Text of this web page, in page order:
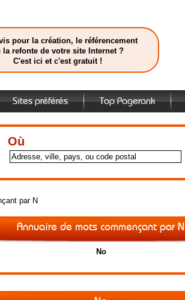
pour la création, le référencement
la refonte de votre site Internet ?
C'est ici et c'est gratuit !
Sites préférés Top Pagerank
Où
par N
Annuaire de mots commençant par N
No